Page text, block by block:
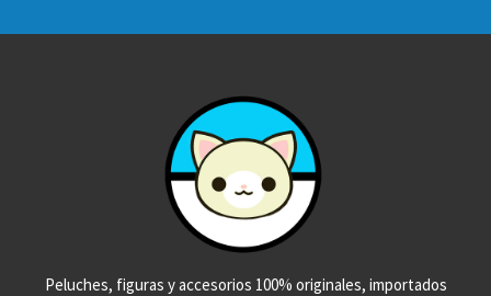
Peluches, figuras y accesorios 100% originales, importados